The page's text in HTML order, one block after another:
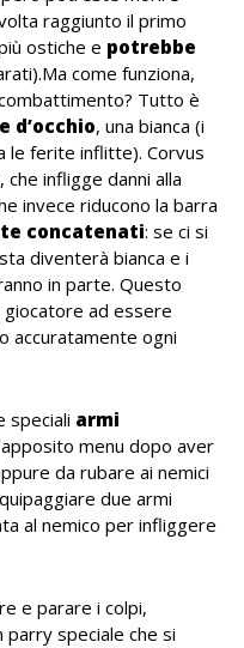
raggiunto il primo
ostiche e potrebbe
come funziona,
Tutto è
d’occhio, una bianca (i
le ferite inflitte). Corvus
, che infligge danni alla
invece riducono la barra
concatenati: se ci si
diventerà bianca e i
in parte. Questo
ad essere
accuratamente ogni
speciali armi
menu dopo aver
da rubare ai nemici
due armi
al nemico per infliggere
e parare i colpi,
parry speciale che si